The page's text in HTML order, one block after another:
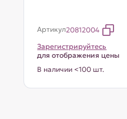
Артикул20812004
Зарегистрируйтесь
для отображения цены
В наличии <100 шт.